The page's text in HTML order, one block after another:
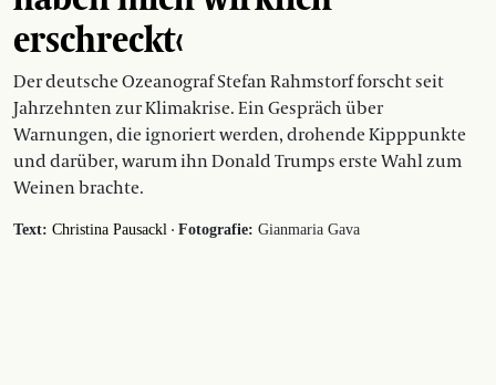
erschreckt‹
Der deutsche Ozeanograf Stefan Rahmstorf forscht seit
Jahrzehnten zur Klimakrise. Ein Gespräch über
Warnungen, die ignoriert werden, drohende Kipppunkte
und darüber, warum ihn Donald Trumps erste Wahl zum
Weinen brachte.
Text: Christina Pausackl · Fotografie: Gianmaria Gava